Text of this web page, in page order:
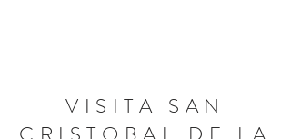
VISITA SAN